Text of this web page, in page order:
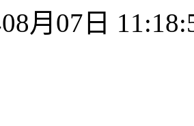
月07日